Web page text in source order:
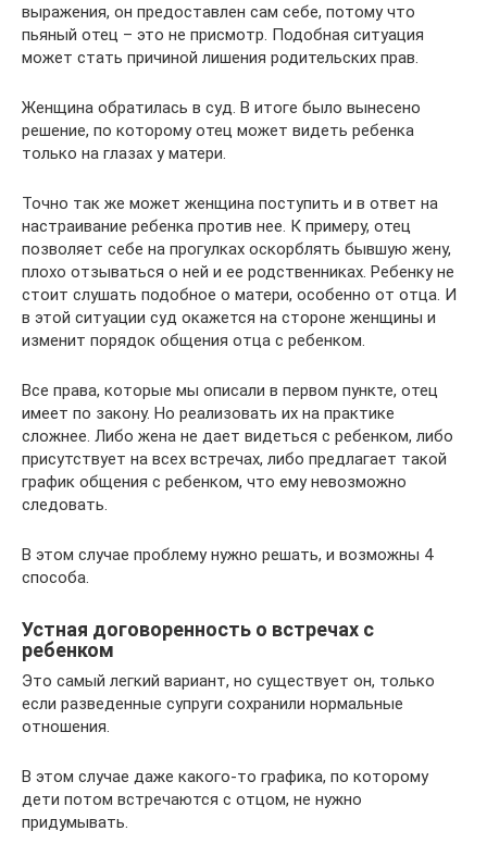
выражения, он предоставлен сам себе, потому что
пьяный отец – это не присмотр. Подобная ситуация
может стать причиной лишения родительских прав.
Женщина обратилась в суд. В итоге было вынесено
решение, по которому отец может видеть ребенка
только на глазах у матери.
Точно так же может женщина поступить и в ответ на
настраивание ребенка против нее. К примеру, отец
позволяет себе на прогулках оскорблять бывшую жену,
плохо отзываться о ней и ее родственниках. Ребенку не
стоит слушать подобное о матери, особенно от отца. И
в этой ситуации суд окажется на стороне женщины и
изменит порядок общения отца с ребенком.
Все права, которые мы описали в первом пункте, отец
имеет по закону. Но реализовать их на практике
сложнее. Либо жена не дает видеться с ребенком, либо
присутствует на всех встречах, либо предлагает такой
график общения с ребенком, что ему невозможно
следовать.
В этом случае проблему нужно решать, и возможны 4
способа.
Устная договоренность о встречах с
ребенком
Это самый легкий вариант, но существует он, только
если разведенные супруги сохранили нормальные
отношения.
В этом случае даже какого-то графика, по которому
дети потом встречаются с отцом, не нужно
придумывать.